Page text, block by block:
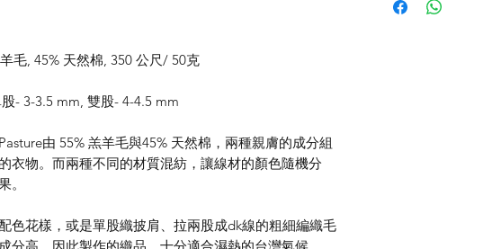
毛, 45% 天然棉, 350 公尺/ 50克
- 3-3.5 mm, 雙股- 4-4.5 mm
由 55% 羔羊毛與45% 天然棉，兩種親膚的成分組
衣物。而兩種不同的材質混紡，讓線材的顏色隨機分
。
色花樣，或是單股織披肩、拉兩股成dk線的粗細編織毛